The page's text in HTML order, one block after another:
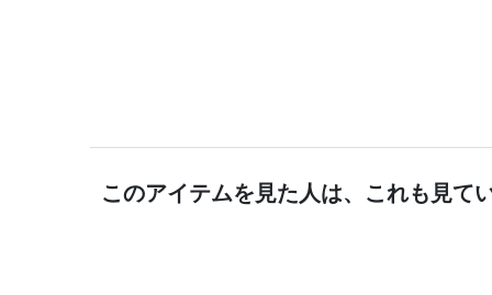
このアイテムを見た人は、これも見て